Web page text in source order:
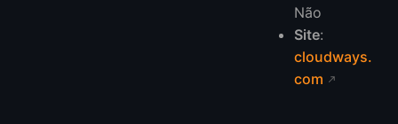
Não
Site:
cloudways.
com